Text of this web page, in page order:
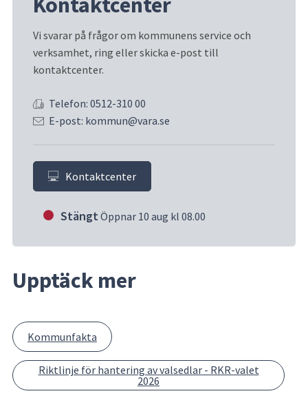
Vi svarar på frågor om kommunens service och
verksamhet, ring eller skicka e-post till
kontaktcenter.
Telefon: 0512-310 00
E-post: kommun@vara.se
Kontaktcenter
Stängt Öppnar 10 aug kl 08.00
Upptäck mer
Kommunfakta
Riktlinje för hantering av valsedlar - RKR-valet
2026